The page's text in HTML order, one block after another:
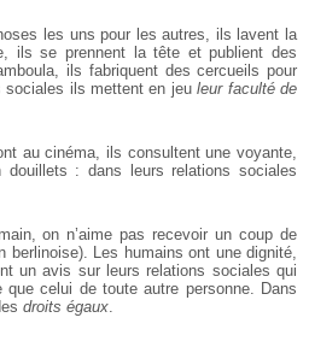
les uns pour les autres, ils lavent la
ils se prennent la tête et publient des
ils fabriquent des cercueils pour
sociales ils mettent en jeuleur faculté de
au cinéma, ils consultent une voyante,
: dans leurs relations sociales
on n’aime pas recevoir un coup de
berlinoise). Les humains ont une dignité,
un avis sur leurs relations sociales qui
celui de toute autre personne. Dans
droits égaux.